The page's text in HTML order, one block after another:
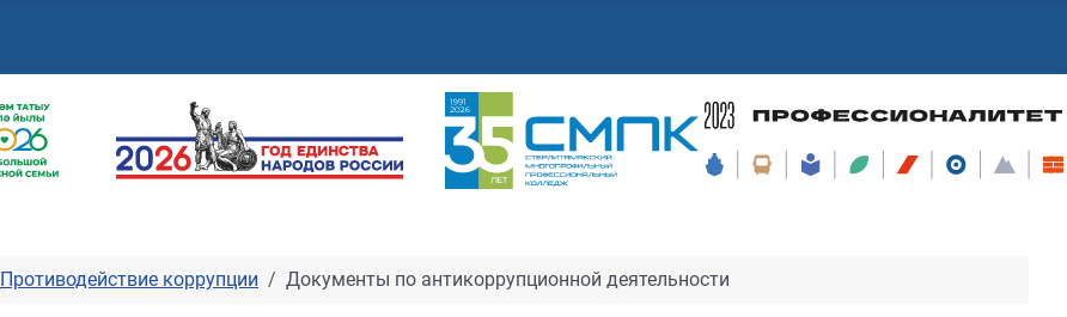
Противодействие коррупции Документы по антикоррупционной деятельности